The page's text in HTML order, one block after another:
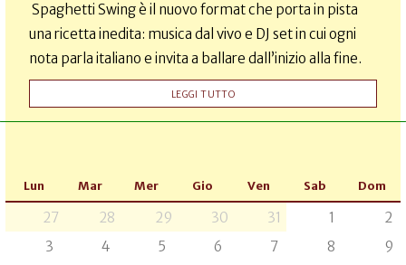
Spaghetti Swing è il nuovo format che porta in pista
una ricetta inedita: musica dal vivo e DJ set in cui ogni
nota parla italiano e invita a ballare dall’inizio alla fine.
LEGGI TUTTO
Lun Mar Mer Gio Ven Sab Dom
27 28 29 30 31 1
2
3
4 5 6 7 8
9